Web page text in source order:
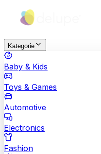
Kategorie
Baby & Kids
Toys & Games
Automotive
Electronics
Fashion